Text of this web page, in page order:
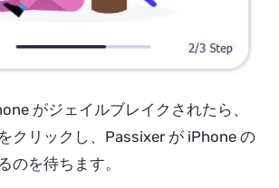
がジェイルブレイクされたら、
クリックし、Passixer が iPhone の
のを待ちます。